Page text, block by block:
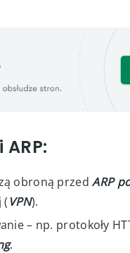
obroną przedARP
(VPN).
– np. protokoły
.